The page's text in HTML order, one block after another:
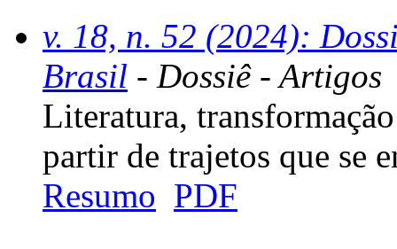
v. 18, n. 52 (2024):
Brasil - Dossiê - Artigos
Literatura,
partir de trajetos que se
Resumo PDF